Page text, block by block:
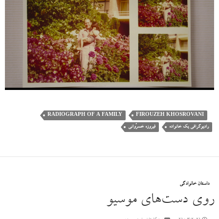
FIROUZEH KHOSROVANI
RADIOGRAPH OF A FAMILY
رادیوگرافی یک خانواده فیروزه خسرُوانی
داستان خانوادگی
روی دست‌های موسیو